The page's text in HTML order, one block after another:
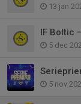
13 jan
IF Boltic
5 dec
5 nov